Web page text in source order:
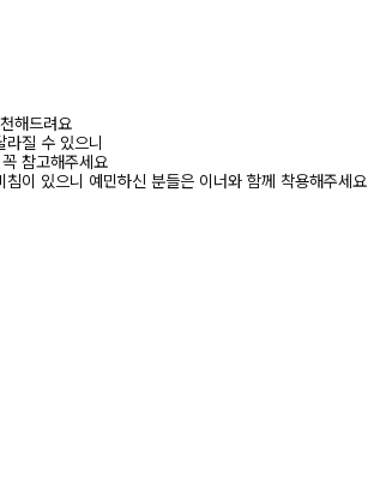
해드려요
질 수 있으니
참고해주세요
이 있으니 예민하신 분들은 이너와 함께 착용해주세요